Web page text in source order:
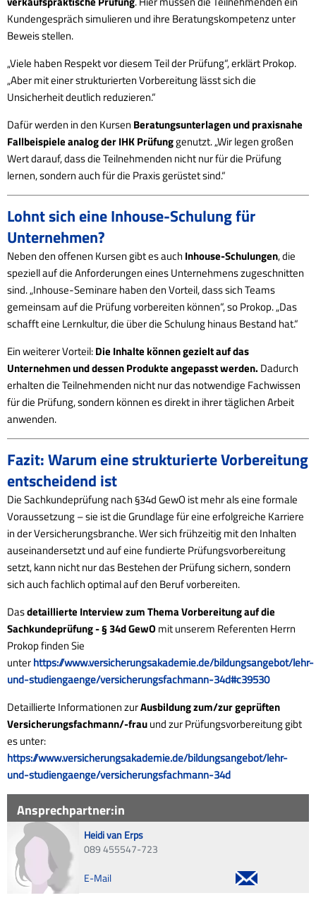
Kundengespräch simulieren und ihre Beratungskompetenz unter
Beweis stellen.
„Viele haben Respekt vor diesem Teil der Prüfung“, erklärt Prokop.
„Aber mit einer strukturierten Vorbereitung lässt sich die
Unsicherheit deutlich reduzieren.“
Dafür werden in den Kursen Beratungsunterlagen und praxisnahe
Fallbeispieleanalog der IHK Prüfunggenutzt. „Wir legen großen
Wert darauf, dass die Teilnehmenden nicht nur für die Prüfung
lernen, sondern auch für die Praxis gerüstet sind.“
Lohnt sich eine Inhouse-Schulung für
Unternehmen?
Neben den offenen Kursen gibt es auch Inhouse-Schulungen, die
speziell auf die Anforderungen eines Unternehmens zugeschnitten
sind. „Inhouse-Seminare haben den Vorteil, dass sich Teams
gemeinsam auf die Prüfung vorbereiten können“, so Prokop. „Das
schafft eine Lernkultur, die über die Schulung hinaus Bestand hat.“
Ein weiterer Vorteil:Die Inhalte können gezielt auf das
Unternehmen und dessen Produkte angepasst werden. Dadurch
erhalten die Teilnehmenden nicht nur das notwendige Fachwissen
für die Prüfung, sondern können es direkt in ihrer täglichen Arbeit
anwenden.
Fazit: Warum eine strukturierte Vorbereitung
entscheidend ist
Die Sachkundeprüfung nach §34d GewO ist mehr als eine formale
Voraussetzung – sie ist die Grundlage für eine erfolgreiche Karriere
in der Versicherungsbranche. Wer sich frühzeitig mit den Inhalten
auseinandersetzt und auf eine fundierte Prüfungsvorbereitung
setzt, kann nicht nur das Bestehen der Prüfung sichern, sondern
sich auch fachlich optimal auf den Beruf vorbereiten.
Dasdetaillierte Interview zum Thema Vorbereitung auf die
Sachkundeprüfung - § 34d GewOmit unserem Referenten Herrn
Prokop finden Sie
unterhttps://www.versicherungsakademie.de/bildungsangebot/lehr-
und-studiengaenge/versicherungsfachmann-34d#c39530
Detaillierte Informationen zurAusbildung zum/zur geprüften
Versicherungsfachmann/-frauund zur Prüfungsvorbereitung gibt
es unter:
https://www.versicherungsakademie.de/bildungsangebot/lehr-
und-studiengaenge/versicherungsfachmann-34d
Ansprechpartner:in
Heidi van Erps
089 455547-723
E-Mail